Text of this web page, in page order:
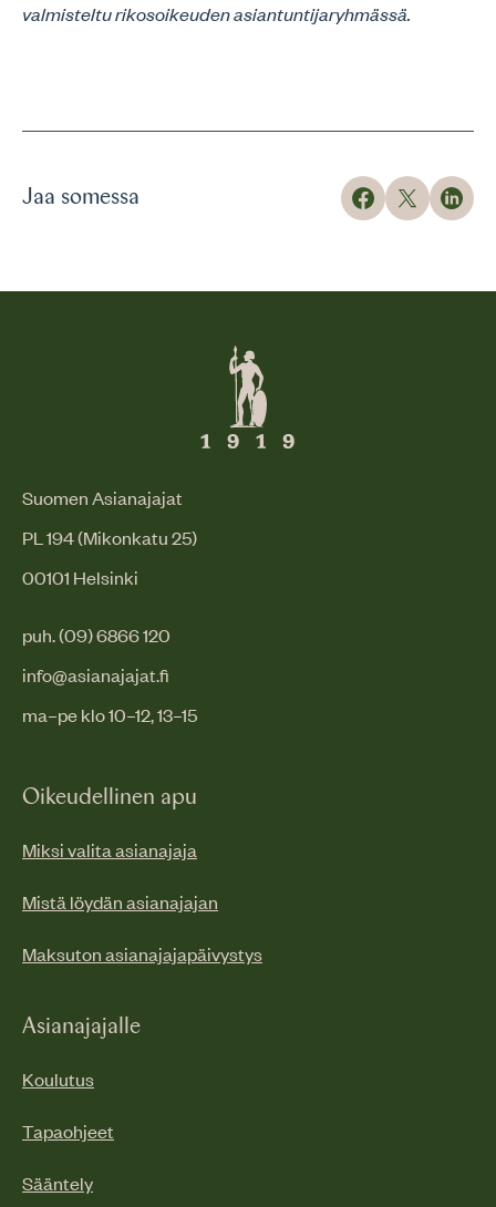
valmisteltu rikosoikeuden asiantuntijaryhmässä.
Jaa somessa
Suomen Asianajajat
PL 194 (Mikonkatu 25)
00101 Helsinki
puh. (09) 6866 120
info@asianajajat.fi
ma–pe klo 10–12, 13–15
Oikeudellinen apu
Miksi valita asianajaja
Mistä löydän asianajajan
Maksuton asianajajapäivystys
Asianajajalle
Koulutus
Tapaohjeet
Sääntely